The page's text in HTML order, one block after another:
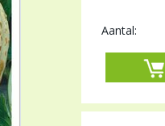
Aantal: